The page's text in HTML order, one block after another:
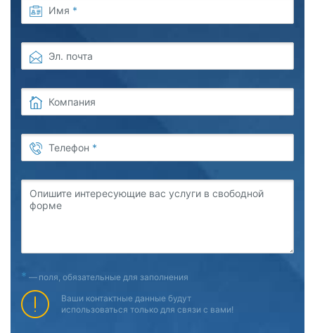
Имя *
Эл. почта
Компания
Телефон *
Опишите интересующие вас услуги в свободной
форме
* — поля, обязательные для заполнения
Ваши контактные данные будут
использоваться только для связи с вами!